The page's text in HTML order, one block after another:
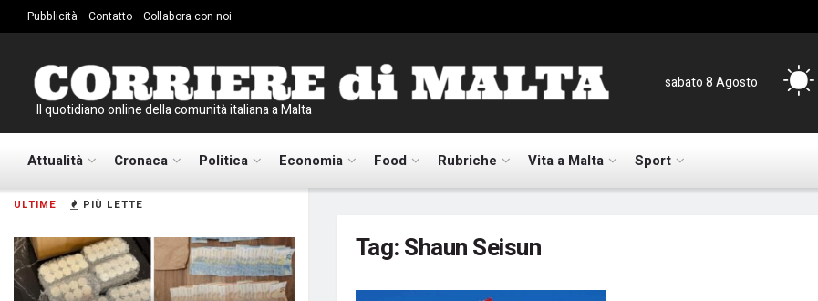
ULTIME PIÙ LETTE
Pubblicità Contatto Collabora con noi
Il quotidiano online della comunità italiana a Malta
sabato 8 Agosto
Attualità Cronaca Politica Economia Food Rubriche Vita a Malta Sport
Tag:Shaun Seisun